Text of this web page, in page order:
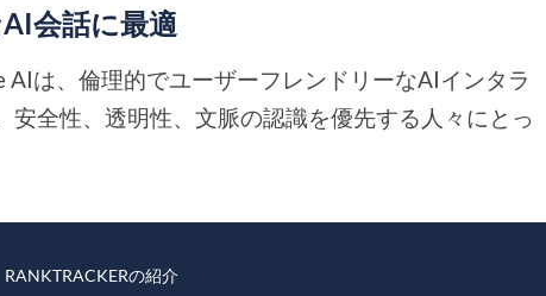
会話に最適
は、倫理的でユーザーフレンドリーなAIインタラ
安全性、透明性、文脈の認識を優先する人々にとっ
RANKTRACKERの紹介